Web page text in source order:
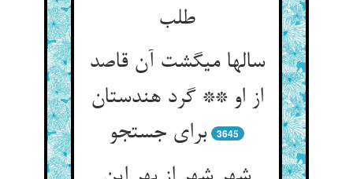
طلب‏
سالها می‏گشت آن قاصد
از او ** گرد هندستان
برای جستجو
3645